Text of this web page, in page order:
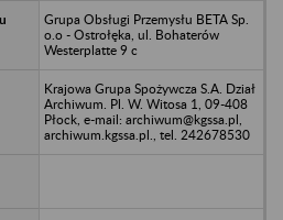
Grupa Obsługi Przemysłu BETA Sp.
o.o - Ostrołęka, ul. Bohaterów
Westerplatte 9 c
Krajowa Grupa Spożywcza S.A. Dział
Archiwum. Pl. W. Witosa 1, 09-408
Płock, e-mail: archiwum@kgssa.pl,
archiwum.kgssa.pl., tel. 242678530